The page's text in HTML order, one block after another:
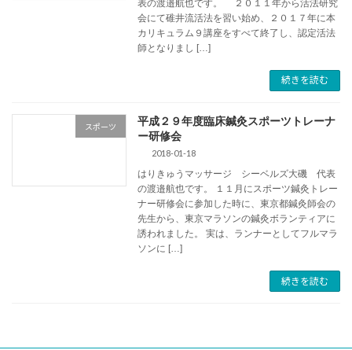
表の渡邉航也です。 ２０１１年から活法研究
会にて碓井流活法を習い始め、２０１７年に本
カリキュラム９講座をすべて終了し、認定活法
師となりまし […]
続きを読む
スポーツ
平成２９年度臨床鍼灸スポーツトレーナ
ー研修会
2018-01-18
はりきゅうマッサージ シーベルズ大磯 代表
の渡邉航也です。 １１月にスポーツ鍼灸トレー
ナー研修会に参加した時に、東京都鍼灸師会の
先生から、東京マラソンの鍼灸ボランティアに
誘われました。 実は、ランナーとしてフルマラ
ソンに […]
続きを読む